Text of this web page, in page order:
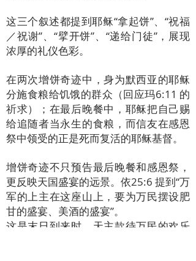
这三个叙述都提到耶稣“拿起饼”、“祝福
／祝谢”、“擘开饼”、“递给门徒”，展现
浓厚的礼仪色彩。
在两次增饼奇迹中，身为默西亚的耶稣
分施食粮给饥饿的群众（回应玛6:11 的
祈求）；在最后晚餐中，耶稣把自己赐
给追随者当永生的食粮，而信友在感恩
祭中领受的正是死而复活的耶稣基督。
增饼奇迹不只预告最后晚餐和感恩祭，
更反映天国盛宴的远景。依25:6 提到“万
军的上主在这座山上，要为万民摆设肥
甘的盛宴、美酒的盛宴”。
这是末日到来时，天主款待万民的欢乐